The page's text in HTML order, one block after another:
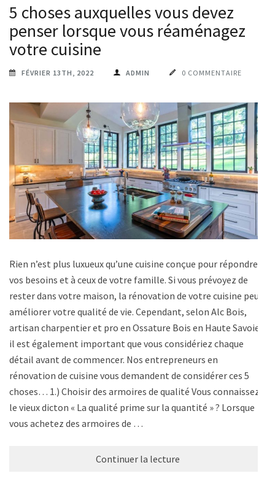
5 choses auxquelles vous devez
penser lorsque vous réaménagez
votre cuisine
FÉVRIER 13TH, 2022 ADMIN 0 COMMENTAIRE
Rien n’est plus luxueux qu’une cuisine conçue pour répondre à
vos besoins et à ceux de votre famille. Si vous prévoyez de
rester dans votre maison, la rénovation de votre cuisine peut
améliorer votre qualité de vie. Cependant, selon Alc Bois,
artisan charpentier et pro en Ossature Bois en Haute Savoie,
il est également important que vous considériez chaque
détail avant de commencer. Nos entrepreneurs en
rénovation de cuisine vous demandent de considérer ces 5
choses… 1.) Choisir des armoires de qualité Vous connaissez
le vieux dicton « La qualité prime sur la quantité » ? Lorsque
vous achetez des armoires de …
Continuer la lecture